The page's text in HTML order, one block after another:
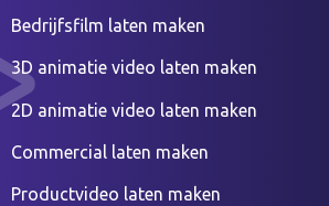
Bedrijfsfilm laten maken
3D animatie video laten maken
2D animatie video laten maken
Commercial laten maken
Productvideo laten maken